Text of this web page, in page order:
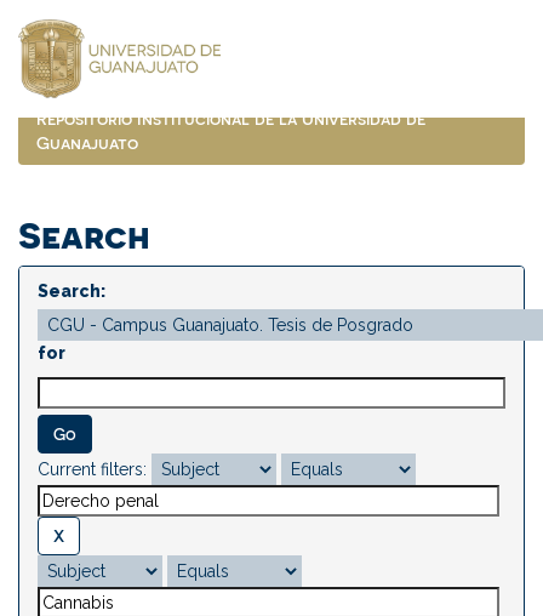
navigation
Repositorio Institucional de la Universidad de
Guanajuato
Search
Search:
for
Current filters: